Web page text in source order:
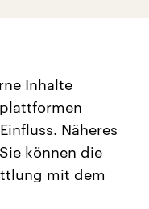
Inhalte
Näheres
können die
mit dem